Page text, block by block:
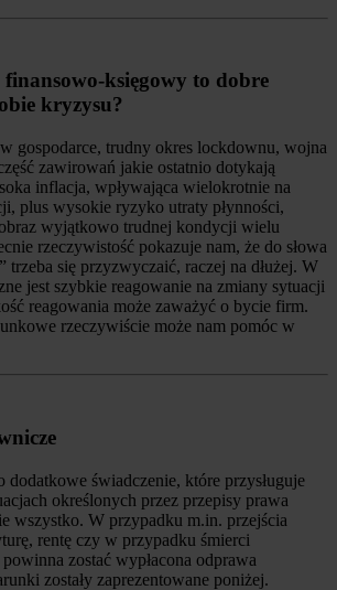
księgowy to dobre
kryzysu?
gospodarce, trudny okres lockdownu, wojna
zawirowań jakie ostatnio dotykają
inflacja, wpływająca wielokrotnie na
plus wysokie ryzyko utraty płynności,
obraz wyjątkowo trudnej kondycji wielu
rzeczywistość pokazuje nam, że do słowa
trzeba się przyzwyczaić, raczej na dłużej. W
jest szybkie reagowanie na zmiany sytuacji
reagowania może zaważyć o bycie firm.
rzeczywiście może nam pomóc w
dodatkowe świadczenie, które przysługuje
określonych przez przepisy prawa
wszystko. W przypadku m.in. przejścia
rentę czy w przypadku śmierci
zostać wypłacona odprawa
zostały zaprezentowane poniżej.